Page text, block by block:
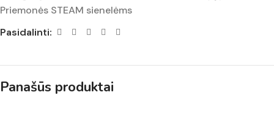
Priemonės STEAM sienelėms
Pasidalinti:
Panašūs produktai